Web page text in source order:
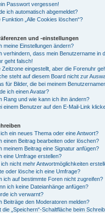
Passwort vergessen!
ich automatisch abgemeldet?
Funktion „Alle Cookies löschen“?
und -einstellungen
meine Einstellungen ändern?
verhindern, dass mein Benutzername in
geht falsch!
Zeitzone eingestellt, aber die Forenuhr
steht auf diesem Board nicht zur
für Bilder, die bei meinem
ich einen Avatar?
Rang und wie kann ich ihn ändern?
einem Benutzer auf den E-Mail-Link
ein neues Thema oder eine Antwort?
einen Beitrag bearbeiten oder löschen?
meinem Beitrag eine Signatur anfügen?
eine Umfrage erstellen?
nicht mehr Antwortmöglichkeiten
oder lösche ich eine Umfrage?
ich auf bestimmte Foren nicht zugreifen?
ich keine Dateianhänge anfügen?
ich verwarnt?
Beiträge den Moderatoren melden?
die „Speichern“-Schaltfläche beim